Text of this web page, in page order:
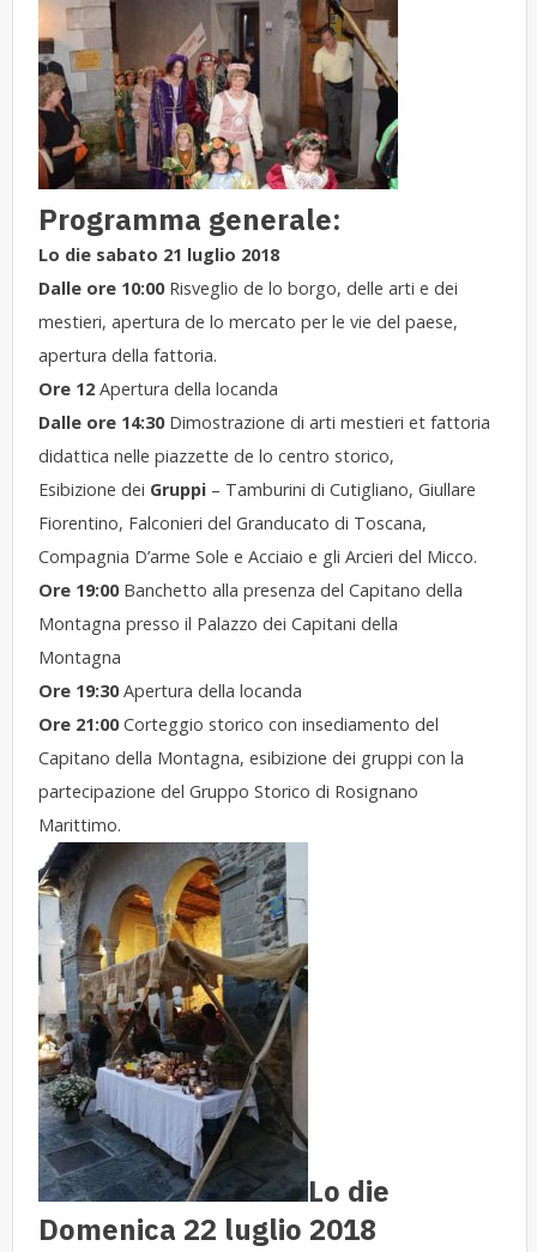
Programma generale:
Lo die sabato 21 luglio 2018
Dalle ore 10:00Risveglio de lo borgo, delle arti e dei
mestieri, apertura de lo mercato per le vie del paese,
apertura della fattoria.
Ore 12 Apertura della locanda
Dalle ore 14:30Dimostrazione di arti mestieri et fattoria
didattica nelle piazzette de lo centro storico,
Esibizione dei Gruppi – Tamburini di Cutigliano, Giullare
Fiorentino, Falconieri del Granducato di Toscana,
Compagnia D’arme Sole e Acciaio e gli Arcieri del Micco.
Ore 19:00Banchetto alla presenza del Capitano della
Montagna presso il Palazzo dei Capitani della
Montagna
Ore 19:30Apertura della locanda
Ore 21:00Corteggio storico con insediamento del
Capitano della Montagna, esibizione dei gruppi con la
partecipazione del Gruppo Storico di Rosignano
Marittimo.
Lo die
Domenica 22 luglio 2018